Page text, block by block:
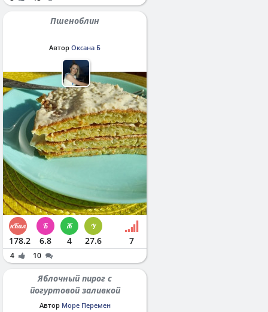
Пшеноблин
Автор Оксана Б
178.2 6.8 4 27.6 7
4 10
Яблочный пирог с
йогуртовой заливкой
Автор Море Перемен